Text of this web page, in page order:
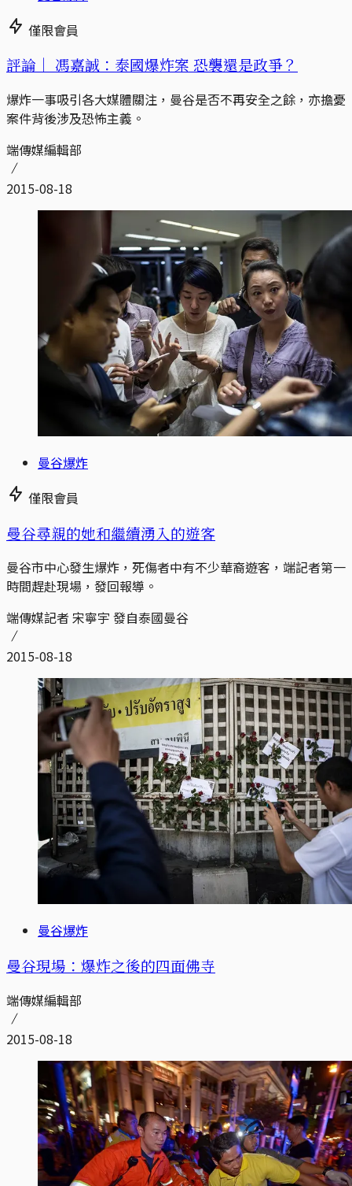
僅限會員
評論｜ 馮嘉誠：泰國爆炸案 恐襲還是政爭？
爆炸一事吸引各大媒體關注，曼谷是否不再安全之餘，亦擔憂
案件背後涉及恐怖主義。
端傳媒編輯部
2015-08-18
曼谷爆炸
僅限會員
曼谷尋親的她和繼續湧入的遊客
曼谷市中心發生爆炸，死傷者中有不少華裔遊客，端記者第一
時間趕赴現場，發回報導。
端傳媒記者 宋寧宇 發自泰國曼谷
2015-08-18
曼谷爆炸
曼谷現場：爆炸之後的四面佛寺
端傳媒編輯部
2015-08-18